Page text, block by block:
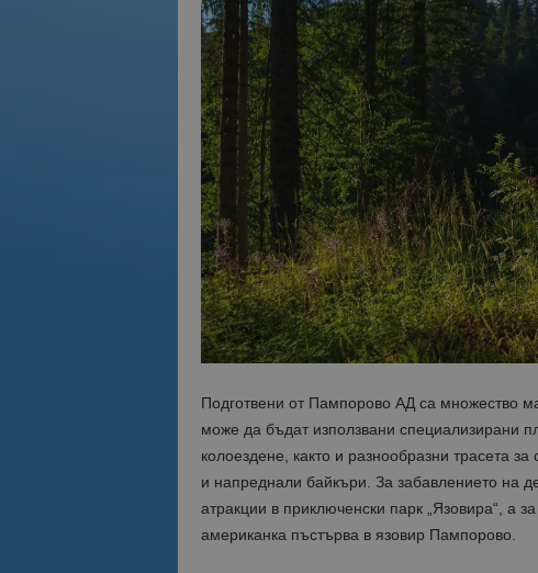
Подготвени от Пампорово АД са множество
може да бъдат използвани специализирани
колоездене, както и разнообразни трасета
и напреднали байкъри. За забавлението на
атракции в приключенски парк „Язовира“, а
американка пъстърва в язовир Пампорово.